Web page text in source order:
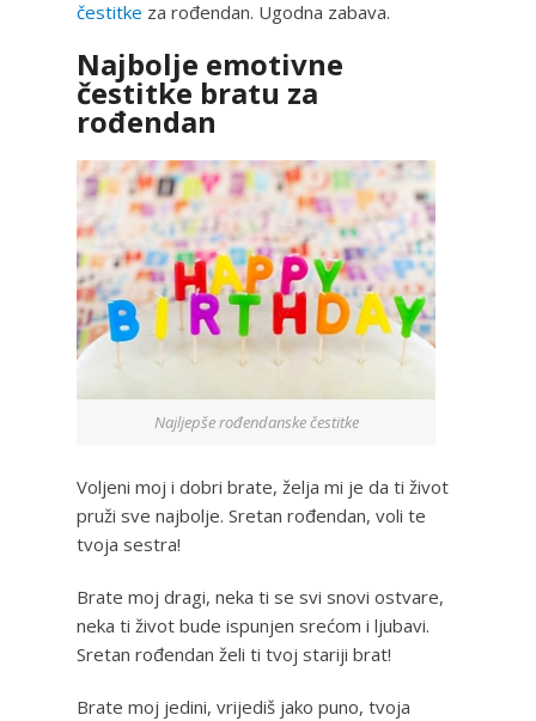
čestitke za rođendan. Ugodna zabava.
Najbolje emotivne
čestitke bratu za
rođendan
Najljepše rođendanske čestitke
Voljeni moj i dobri brate, želja mi je da ti život
pruži sve najbolje. Sretan rođendan, voli te
tvoja sestra!
Brate moj dragi, neka ti se svi snovi ostvare,
neka ti život bude ispunjen srećom i ljubavi.
Sretan rođendan želi ti tvoj stariji brat!
Brate moj jedini, vrijediš jako puno, tvoja